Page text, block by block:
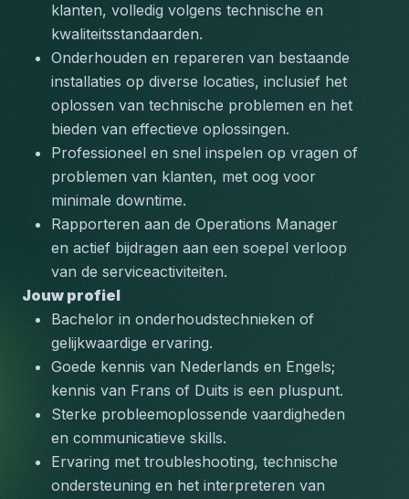
klanten, volledig volgens technische en
kwaliteitsstandaarden.
Onderhouden en repareren van bestaande
installaties op diverse locaties, inclusief het
oplossen van technische problemen en het
bieden van effectieve oplossingen.
Professioneel en snel inspelen op vragen of
problemen van klanten, met oog voor
minimale downtime.
Rapporteren aan de Operations Manager
en actief bijdragen aan een soepel verloop
van de serviceactiviteiten.
Jouw profiel
Bachelor in onderhoudstechnieken of
gelijkwaardige ervaring.
Goede kennis van Nederlands en Engels;
kennis van Frans of Duits is een pluspunt.
Sterke probleemoplossende vaardigheden
en communicatieve skills.
Ervaring met troubleshooting, technische
ondersteuning en het interpreteren van